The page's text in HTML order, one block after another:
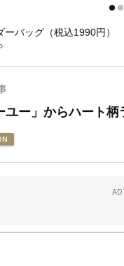
バッグ（税込1990円）
ユー」からハート